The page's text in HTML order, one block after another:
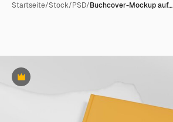
Startseite/Stock/PSD/Buchcover-Mockup auf…
Premium